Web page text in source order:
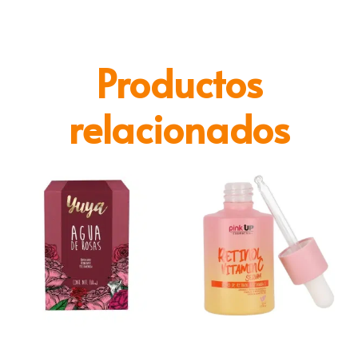
Productos
relacionados